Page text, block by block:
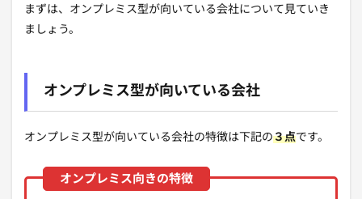
まずは、オンプレミス型が向いている会社について見ていき
ましょう。
オンプレミス型が向いている会社
オンプレミス型が向いている会社の特徴は下記の３点です。